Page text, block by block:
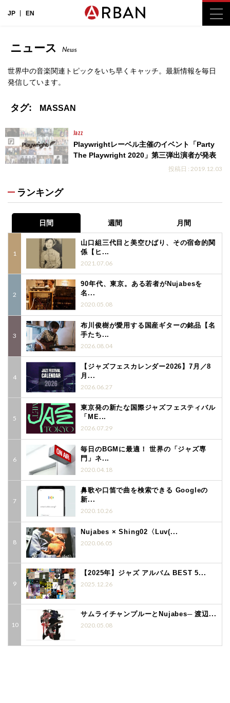
JP EN
ニュース News
世界中の音楽関連トピックをいち早くキャッチ。最新情報を毎日
発信しています。
タグ: MASSAN
Jazz
Playwrightレーベル主催のイベント「Party
The Playwright 2020」第三弾出演者が発表
投稿日 : 2019.12.03
ランキング
日間 週間 月間
山口組三代目と美空ひばり、その宿命的関
係【ヒ...
2021.07.06
90年代、東京。ある若者がNujabesを
名...
2020.05.08
布川俊樹が愛用する国産ギターの銘品【名
手たち...
2026.08.04
【ジャズフェスカレンダー2026】7月／8
月...
2026.06.27
東京発の新たな国際ジャズフェスティバル
「ME...
2026.07.29
毎日のBGMに最適！ 世界の「ジャズ専
門」ネ...
2020.04.18
鼻歌や口笛で曲を検索できる Googleの
新...
2020.10.26
Nujabes × Shing02〈Luv(...
2020.06.05
【2025年】ジャズ アルバム BEST 5...
2025.12.26
サムライチャンプルーとNujabes─ 渡辺...
2020.05.08